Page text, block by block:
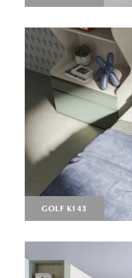
GOLF K143